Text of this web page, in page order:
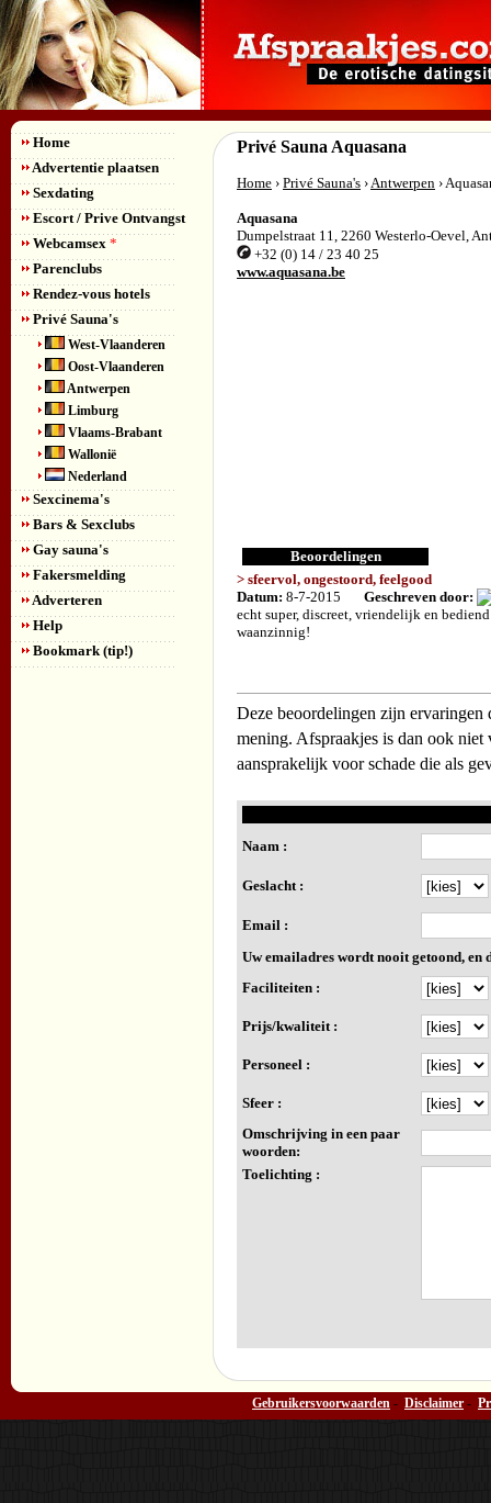
Home
Advertentie plaatsen
Sexdating
Escort / Prive Ontvangst
Webcamsex *
Parenclubs
Rendez-vous hotels
Privé Sauna's
West-Vlaanderen
Oost-Vlaanderen
Antwerpen
Limburg
Vlaams-Brabant
Wallonië
Nederland
Sexcinema's
Bars & Sexclubs
Gay sauna's
Fakersmelding
Adverteren
Help
Bookmark (tip!)
Privé Sauna Aquasana
Home › Privé Sauna's ›Antwerpen ›
Aquasana
Dumpelstraat 11, 2260 Westerlo-Oevel,
+32 (0) 14 / 23 40 25
www.aquasana.be
Beoordelingen
> sfeervol, ongestoord, feelgood
Datum: 8-7-2015 Geschreven door:
echt super, discreet, vriendelijk en
waanzinnig!
Deze beoordelingen zijn ervaringen
mening. Afspraakjes is dan ook
aansprakelijk voor schade die als
Naam :
Geslacht :
Email :
Uw emailadres wordt nooit getoond, en
Faciliteiten :
Prijs/kwaliteit :
Personeel :
Sfeer :
Omschrijving in een paar
woorden:
Toelichting :
Gebruikersvoorwaarden - Disclaimer -